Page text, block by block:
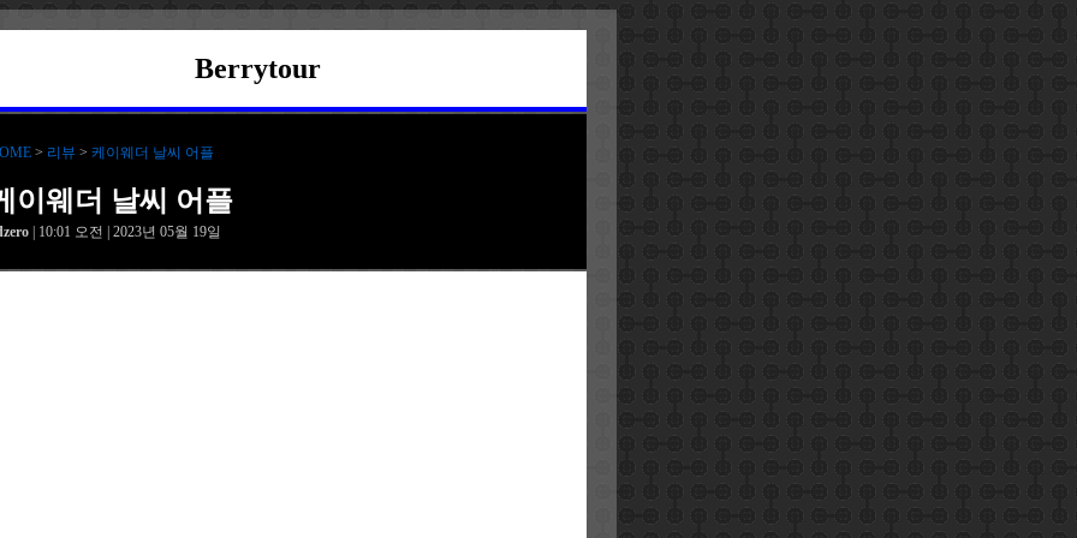
Berrytour
> 리뷰 > 케이웨더 날씨 어플
이웨더 날씨 어플
| 10:01 오전 | 2023년 05월 19일